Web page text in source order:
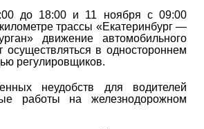
до 18:00 и 11 ноября с 09:00
трассы «Екатеринбург —
движение автомобильного
осуществляться в одностороннем
регулировщиков.
неудобств для водителей
работы на железнодорожном